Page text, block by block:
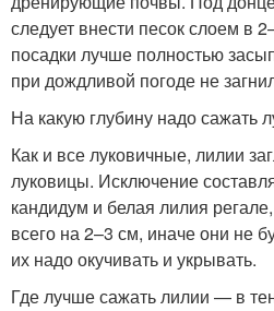
следует внести песок слоем в
посадки лучше полностью
при дождливой погоде не
На какую глубину надо сажать
Как и все луковичные, лилии
луковицы. Исключение
кандидум и белая лилия
всего на 2–3 см, иначе они не
их надо окучивать и укрывать.
Где лучше сажать лилии — в